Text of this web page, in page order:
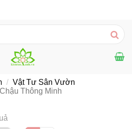
Vật Tư Sân Vườn
Chậu Thông Minh